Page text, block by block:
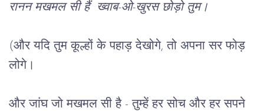
रानन मखमल सी हैं ख्वाब-ओ-खुरस छोड़ो तुम।
(और यदि तुम कूल्हों के पहाड़ देखोगे, तो अपना सर फोड़
लोगे।
और जांघ जो मखमल सी है - तुम्हें हर सोच और हर सपने